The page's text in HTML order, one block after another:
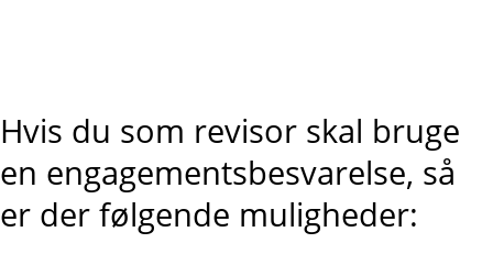
Hvis du som revisor skal bruge
en engagementsbesvarelse, så
er der følgende muligheder: